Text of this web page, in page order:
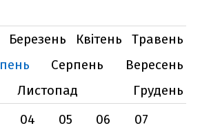
Березень Квітень
Травень
Серпень
Вересень
Листопад
Грудень
04 05 06
07